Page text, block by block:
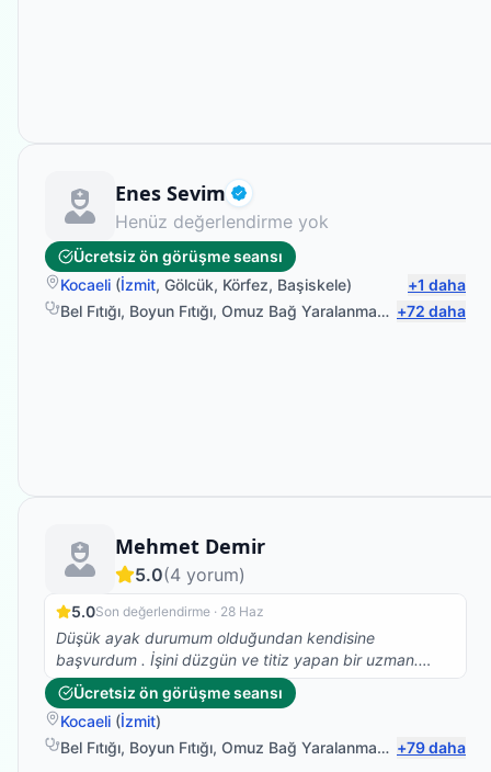
Enes Sevim Doğrulanmış
Fizyoterapist
Henüz değerlendirme yok
Ücretsiz ön görüşme seansı
Kocaeli (İzmit, Gölcük, Körfez, Başiskele) +1 daha
Bel Fıtığı, Boyun Fıtığı, Omuz Bağ Yaralanması Protez
+72 daha
Mehmet Demir
Fizyoterapist
5.0(4 yorum)
5.0Son değerlendirme · 28 Haz
Düşük ayak durumum olduğundan kendisine
başvurdum . İşini düzgün ve titiz yapan bir uzman.
İlerleme kaydediyorum. hala devam ediyoruz.
Ücretsiz ön görüşme seansı
Kocaeli (İzmit)
Bel Fıtığı, Boyun Fıtığı, Omuz Bağ Yaralanması Protez
+79daha